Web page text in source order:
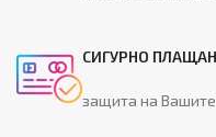
СИГУРНО
защита на